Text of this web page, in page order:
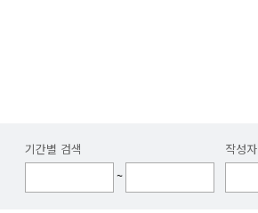
기간별 검색
~
작성자